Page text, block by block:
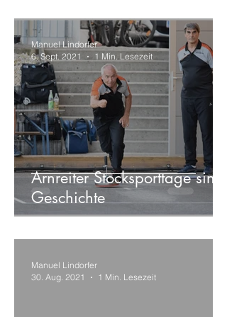
Arnreiter Stocksporttage sind
Geschichte
Manuel Lindorfer
6. Sept. 2021
1 Min. Lesezeit
Manuel Lindorfer
30. Aug. 2021
1 Min. Lesezeit